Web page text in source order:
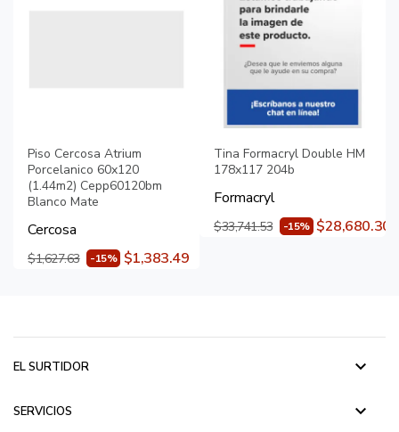
Piso Cercosa Atrium
Porcelanico 60x120
(1.44m2) Cepp60120bm
Blanco Mate
Cercosa
$1,627.63 -15% $1,383.49
Tina Formacryl Double HM
178x117 204b
Formacryl
$33,741.53 -15% $28,680.30
EL SURTIDOR keyboard_arrow_down
SERVICIOS keyboard_arrow_down